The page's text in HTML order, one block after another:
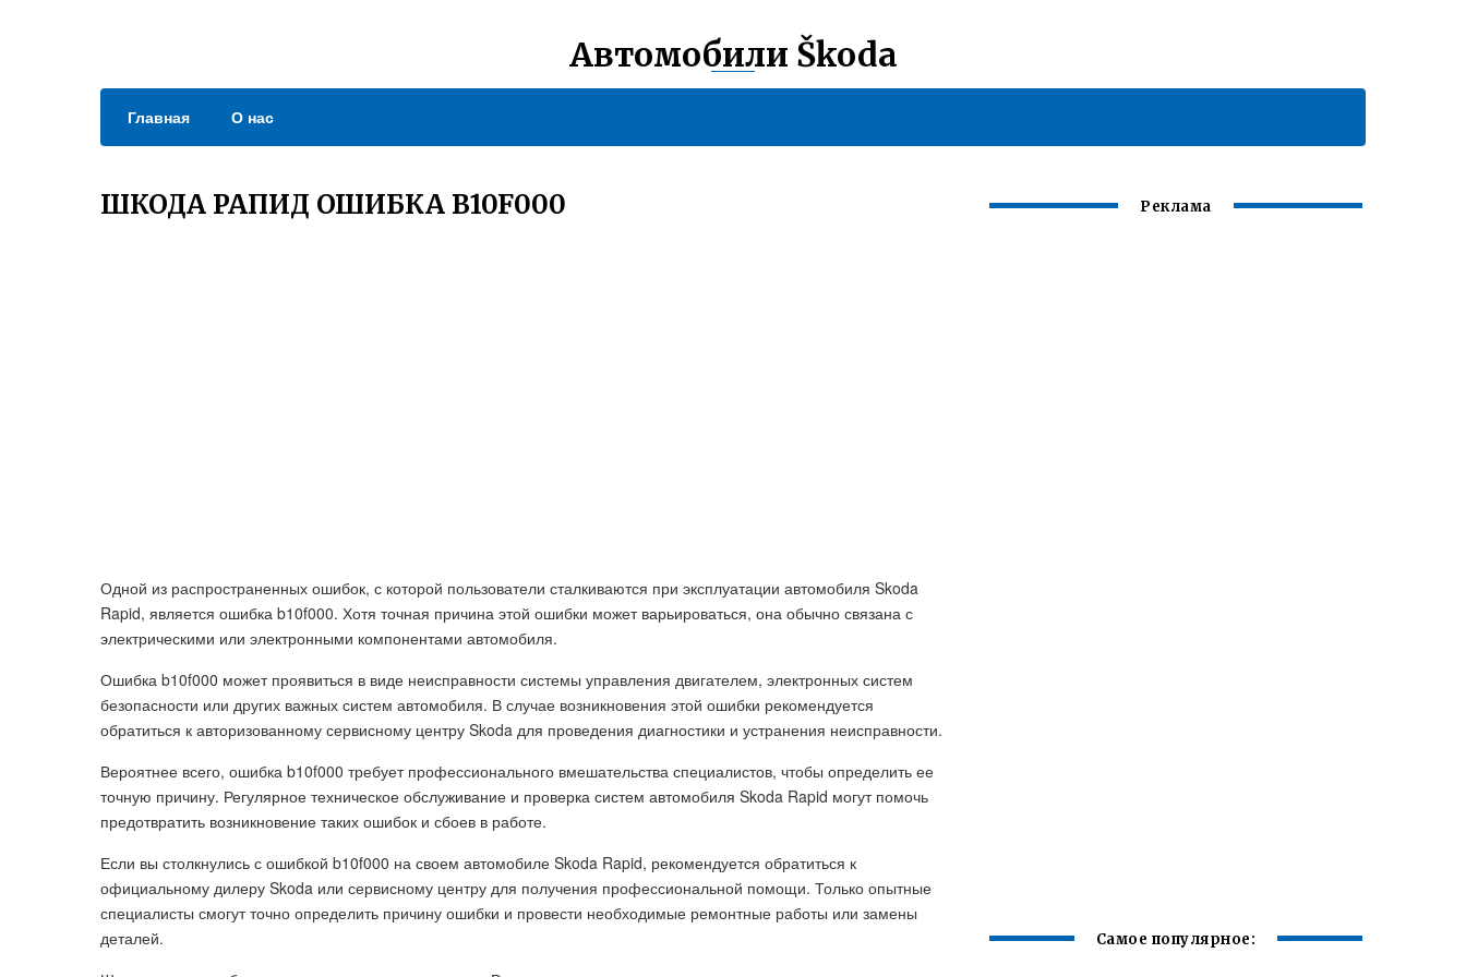
Автомобили Škoda
Главная О нас
ШКОДА РАПИД ОШИБКА B10F000
Одной из распространенных ошибок, с которой пользователи сталкиваются при эксплуатации автомобиля Skoda
Rapid, является ошибка b10f000. Хотя точная причина этой ошибки может варьироваться, она обычно связана с
электрическими или электронными компонентами автомобиля.
Ошибка b10f000 может проявиться в виде неисправности системы управления двигателем, электронных систем
безопасности или других важных систем автомобиля. В случае возникновения этой ошибки рекомендуется
обратиться к авторизованному сервисному центру Skoda для проведения диагностики и устранения неисправности.
Вероятнее всего, ошибка b10f000 требует профессионального вмешательства специалистов, чтобы определить ее
точную причину. Регулярное техническое обслуживание и проверка систем автомобиля Skoda Rapid могут помочь
предотвратить возникновение таких ошибок и сбоев в работе.
Если вы столкнулись с ошибкой b10f000 на своем автомобиле Skoda Rapid, рекомендуется обратиться к
официальному дилеру Skoda или сервисному центру для получения профессиональной помощи. Только опытные
специалисты смогут точно определить причину ошибки и провести необходимые ремонтные работы или замены
деталей.
Реклама
Самое популярное: